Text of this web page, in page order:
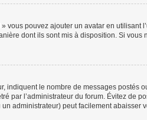
vous pouvez ajouter un avatar en
dont ils sont mis à disposition. Si
indiquent le nombre de messages
par l’administrateur du forum. Évitez
administrateur) peut facilement abaisser